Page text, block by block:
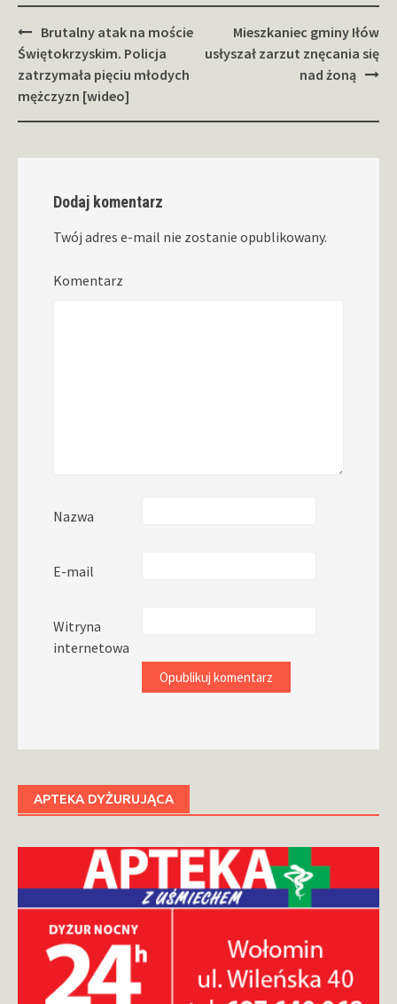
Zobacz
wpisy
Brutalny atak na moście
Świętokrzyskim. Policja
zatrzymała pięciu młodych
mężczyzn [wideo]
Mieszkaniec gminy Iłów
usłyszał zarzut znęcania się
nad żoną
Dodaj komentarz
Twój adres e-mail nie zostanie opublikowany.
Komentarz
Nazwa
E-mail
Witryna
internetowa
APTEKA DYŻURUJĄCA